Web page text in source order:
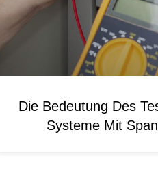
Die Bedeutung Des
Systeme Mit